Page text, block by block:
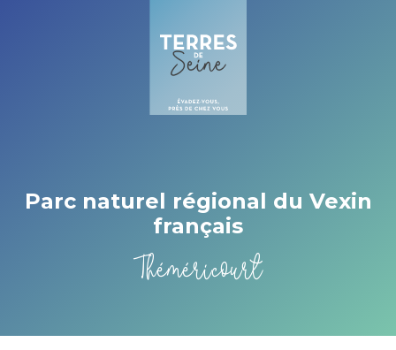
Parc naturel régional du Vexin
français
Théméricourt